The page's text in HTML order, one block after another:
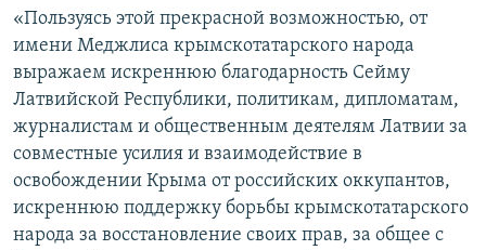
«Пользуясь этой прекрасной возможностью, от
имени Меджлиса крымскотатарского народа
выражаем искреннюю благодарность Сейму
Латвийской Республики, политикам, дипломатам,
журналистам и общественным деятелям Латвии за
совместные усилия и взаимодействие в
освобождении Крыма от российских оккупантов,
искреннюю поддержку борьбы крымскотатарского
народа за восстановление своих прав, за общее с